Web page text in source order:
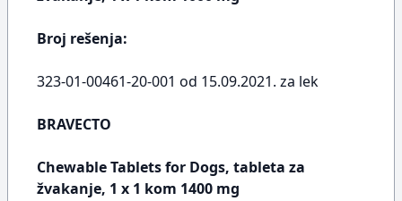
Broj rešenja:
323-01-00461-20-001 od 15.09.2021. za lek
BRAVECTO
Chewable Tablets for Dogs, tableta za
žvakanje, 1 x 1 kom 1400 mg